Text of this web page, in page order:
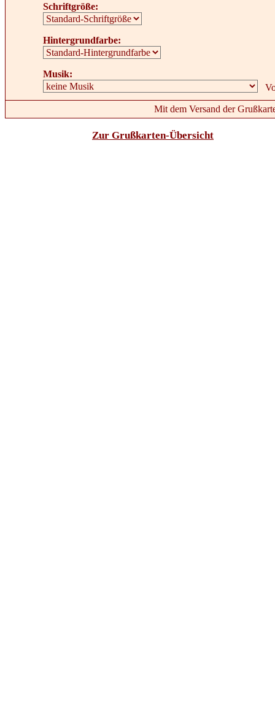
Schriftgröße:
Hintergrundfarbe:
Musik:
Mit dem Versand der
Zur Grußkarten-Übersicht